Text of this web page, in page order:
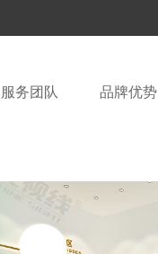
服务团队 品牌优势